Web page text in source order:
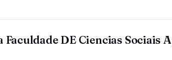
DE Ciencias Sociais